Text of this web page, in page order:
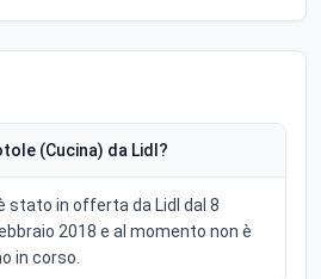
(Cucina) da Lidl?
stato in offerta da Lidl dal 8
2018 e al momento non è
in corso.